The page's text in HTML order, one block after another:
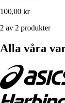
100,00 kr
2 av 2 produkter
Alla våra